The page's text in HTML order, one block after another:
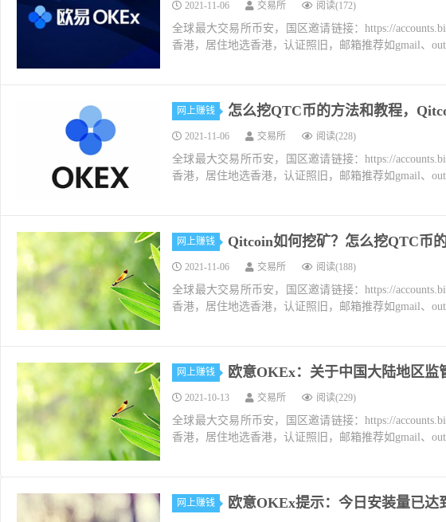
2021-11-06 交易所 阅读(172)
全球最大交易所币安，国区邀请链接：https://
香港，居住地选香港，认证照旧，邮箱推荐如gmail、
网上赚钱 怎么挖QTC币的方法和教程，
2021-11-06 交易所 阅读(228)
全球最大交易所币安，国区邀请链接：https://
香港，居住地选香港，认证照旧，邮箱推荐如gmail、
网上赚钱 Qitcoin如何挖矿？怎么挖QTC币
2021-11-06 交易所 阅读(188)
全球最大交易所币安，国区邀请链接：https://
香港，居住地选香港，认证照旧，邮箱推荐如gmail、
网上赚钱 欧意OKEx：关于中国大陆地区监
2021-10-13 交易所 阅读(229)
全球最大交易所币安，国区邀请链接：https://
香港，居住地选香港，认证照旧，邮箱推荐如gmail、
网上赚钱 欧意OKEx提示：今日安装量已达